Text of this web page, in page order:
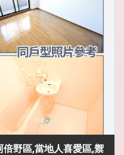
野區,當地人喜愛區,禦